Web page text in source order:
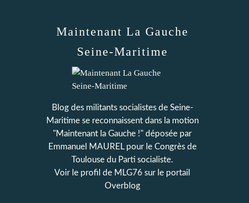
Maintenant La Gauche
Seine-Maritime
Blog des militants socialistes de Seine-
Maritime se reconnaissent dans la motion
"Maintenant la Gauche !" déposée par
Emmanuel MAUREL pour le Congrès de
Toulouse du Parti socialiste.
Voir le profil de MLG76 sur le portail
Overblog